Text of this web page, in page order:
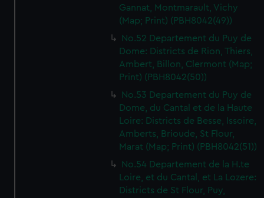
Gannat, Montmarault, Vichy
(Map; Print) (PBH8042(49))
No.52 Departement du Puy de
Dome: Districts de Rion, Thiers,
Ambert, Billon, Clermont (Map;
Print) (PBH8042(50))
No.53 Departement du Puy de
Dome, du Cantal et de la Haute
Loire: Districts de Besse, Issoire,
Amberts, Brioude, St Flour,
Marat (Map; Print) (PBH8042(51))
No.54 Departement de la H.te
Loire, et du Cantal, et La Lozere:
Districts de St Flour, Puy,